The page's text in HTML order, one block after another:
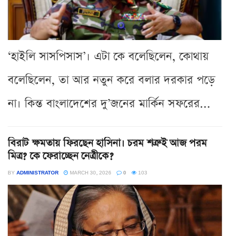
‘হাইলি সাসপিসাস’। এটা কে বলেছিলেন, কোথায়
বলেছিলেন, তা আর নতুন করে বলার দরকার পড়ে
না। কিন্ত বাংলাদেশের দু’জনের মার্কিন সফরের...
বিরাট ক্ষমতায় ফিরছেন হাসিনা। চরম শত্রুই আজ পরম
মিত্র? কে ফেরাচ্ছেন নেত্রীকে?
BY ADMINISTRATOR MARCH 30, 2026 0 103